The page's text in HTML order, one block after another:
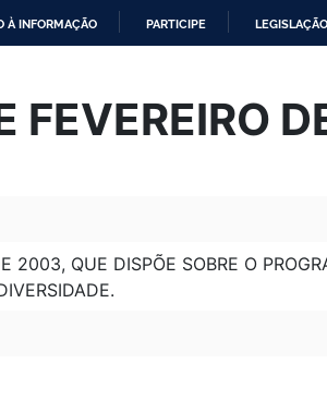
À INFORMAÇÃO PARTICIPE LEGISLAÇÃO
FEVEREIRO
2003, QUE DISPÕE SOBRE O